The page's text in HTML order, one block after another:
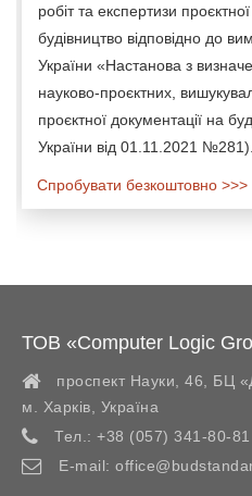
робіт та експертизи
будівництво відповідно до
України «Настанова з
науково-проєктних,
проєктної документації на
України від 01.11.2021 №281).
Спробувати безкоштовно >>>
ТОВ «Computer Logic
проспект Науки, 46, БЦ
м. Харків
Україна
Тел.: +38 (057) 341-80-81
E-mail: